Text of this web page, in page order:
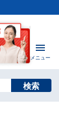
メニュー
検索